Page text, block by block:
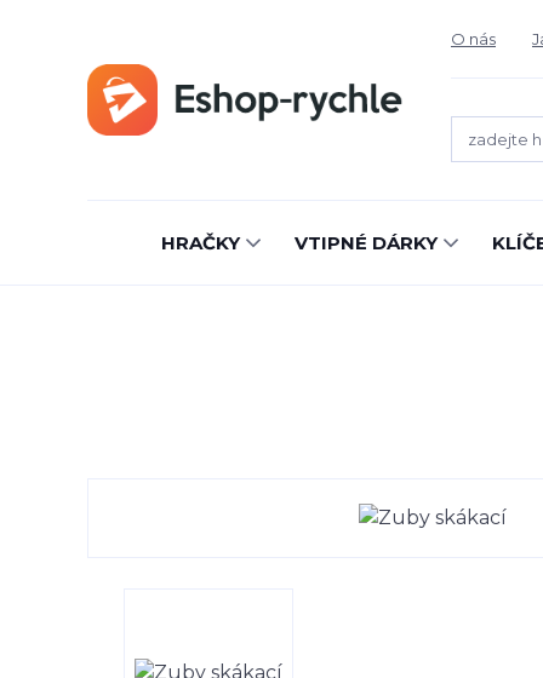
O nás
HRAČKY VTIPNÉ DÁRKY